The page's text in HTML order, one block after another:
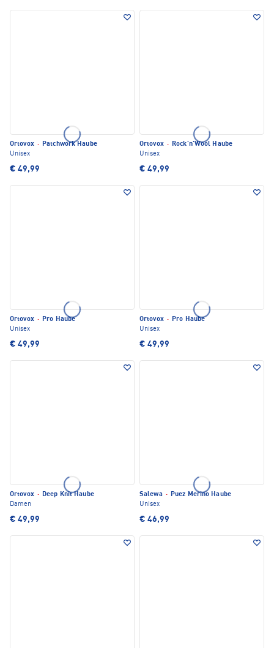
Ortovox · Patchwork Haube
Unisex
€ 49,99
Ortovox · Rock'n'Wool Haube
Unisex
€ 49,99
Ortovox · Pro Haube
Unisex
€ 49,99
Ortovox · Pro Haube
Unisex
€ 49,99
Ortovox · Deep Knit Haube
Damen
€ 49,99
Salewa · Puez Merino Haube
Unisex
€ 46,99